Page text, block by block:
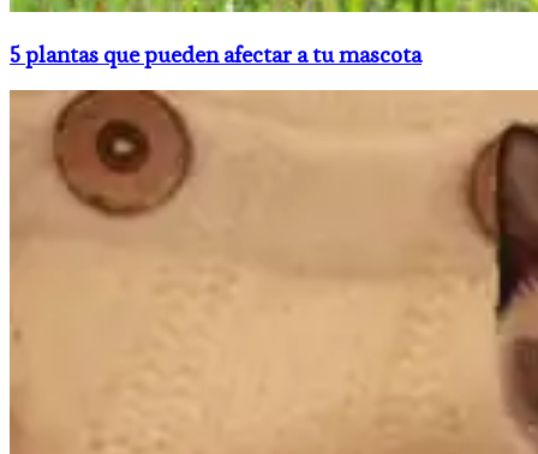
5 plantas que pueden afectar a tu mascota